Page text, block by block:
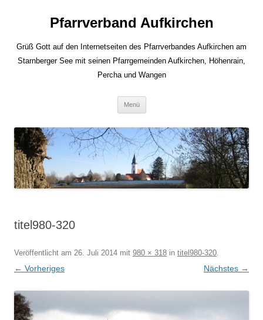
Pfarrverband Aufkirchen
Grüß Gott auf den Internetseiten des Pfarrverbandes Aufkirchen am
Starnberger See mit seinen Pfarrgemeinden Aufkirchen, Höhenrain,
Percha und Wangen
Menü
titel980-320
Veröffentlicht am 26. Juli 2014 mit 980 × 318 in titel980-320.
← Vorheriges Nächstes →